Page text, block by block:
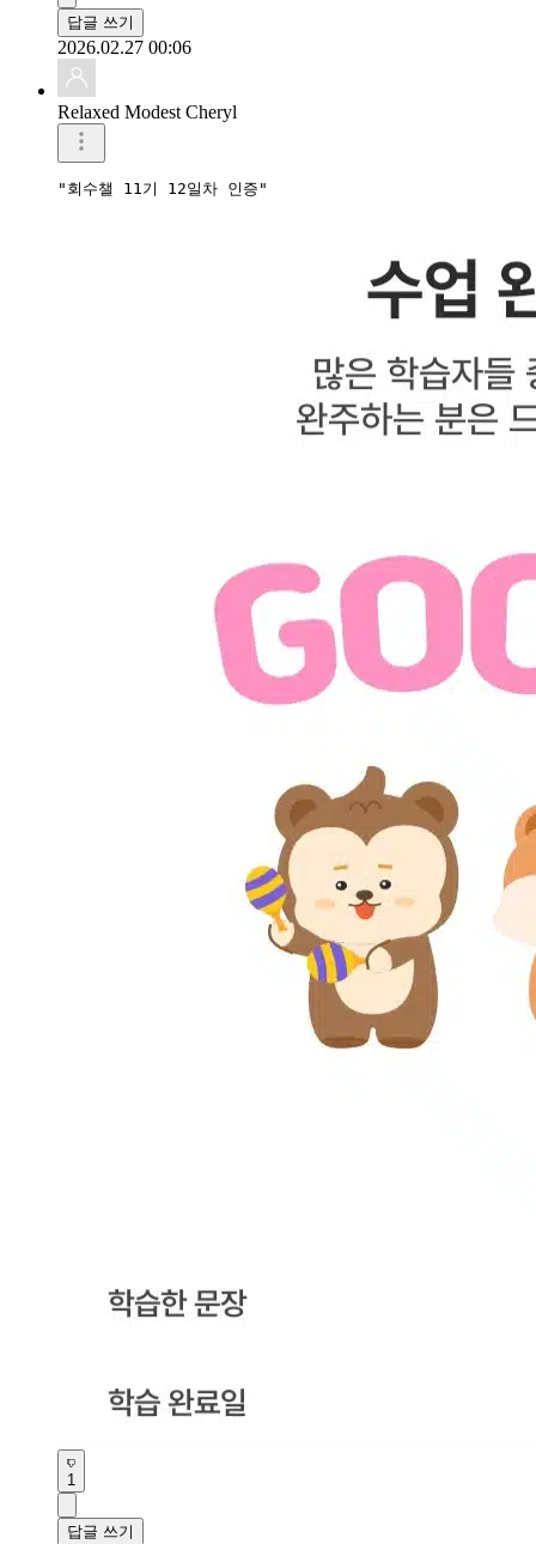
답글 쓰기
2026.02.27 00:06
Relaxed Modest Cheryl
"회수챌 11기 12일차 인증"
1
답글 쓰기